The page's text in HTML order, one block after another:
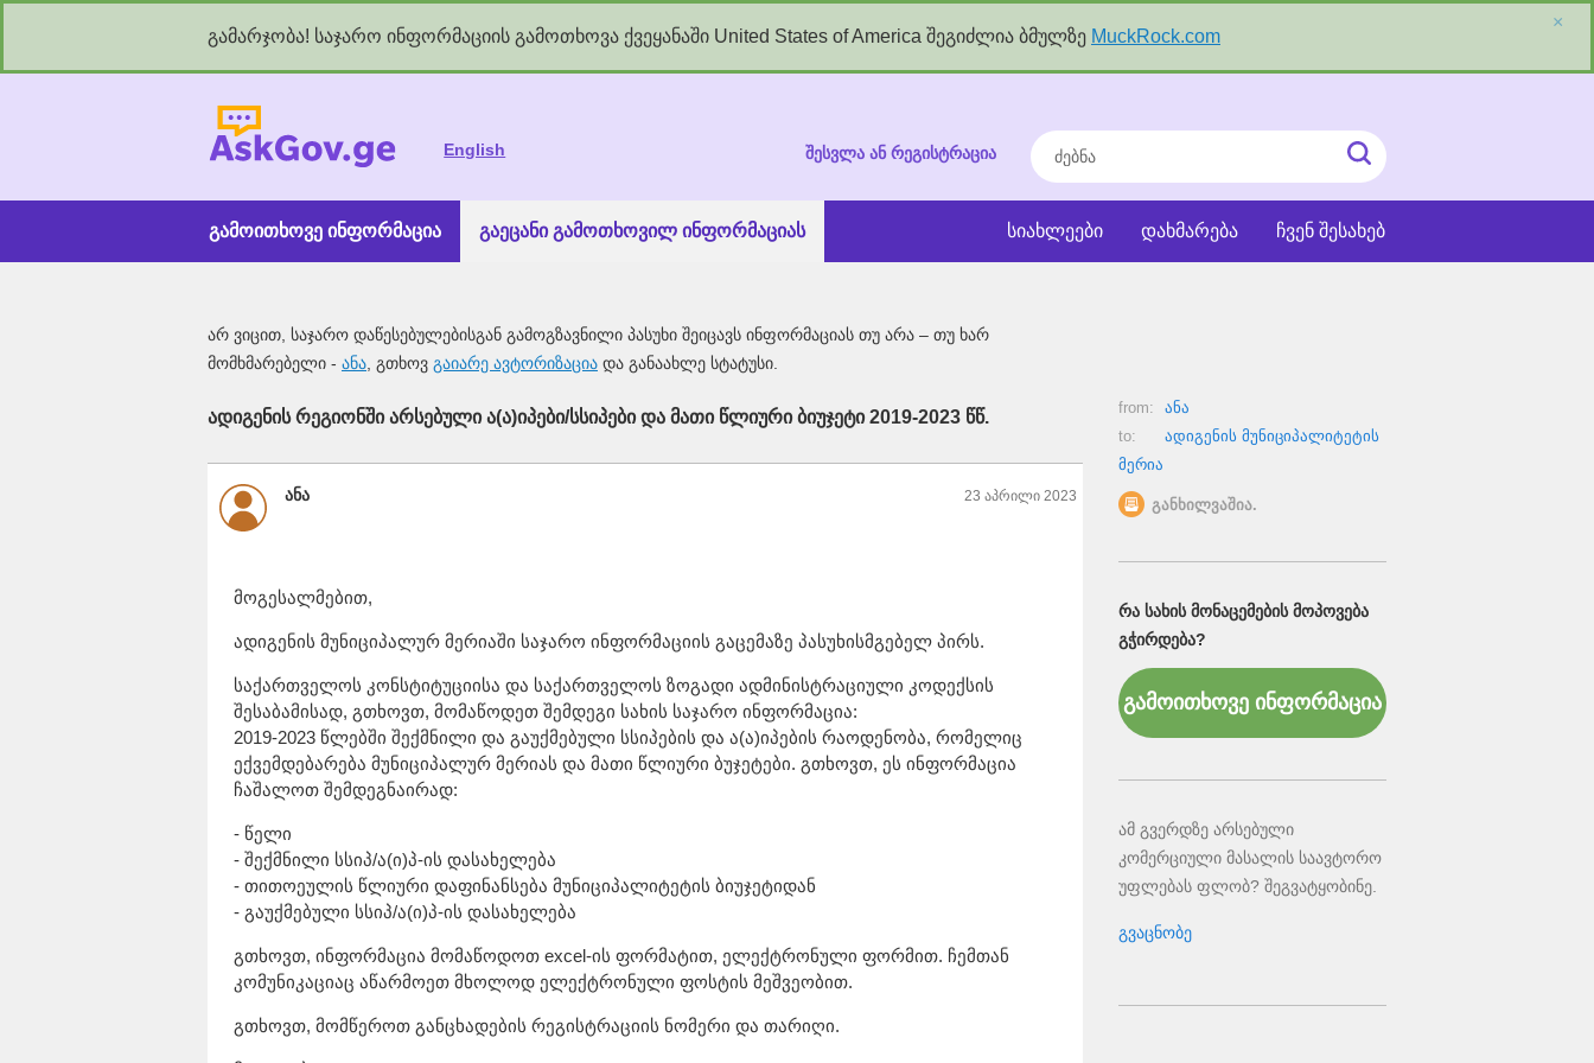
გამარჯობა! საჯარო ინფორმაციის გამოთხოვა ქვეყანაში United States of America შეგიძლია ბმულზე MuckRock.com
×
English ძებნა
ძიეების
ჩატვირთვა
შესვლა ან რეგისტრაცია
გამოითხოვე ინფორმაცია გაეცანი გამოთხოვილ ინფორმაციას ჩვენ შესახებ
დახმარება
სიახლეები
არ ვიცით, საჯარო დაწესებულებისგან გამოგზავნილი პასუხი შეიცავს ინფორმაციას თუ არა – თუ ხარ
მომხმარებელი - ანა , გთხოვ გაიარე ავტორიზაცია და განაახლე სტატუსი.
ადიგენის რეგიონში არსებული ა(ა)იპები/სსიპები და მათი წლიური ბიუჯეტი 2019-2023 წწ.
ანა 23 აპრილი 2023
მოგესალმებით,
ადიგენის მუნიციპალურ მერიაში საჯარო ინფორმაციის გაცემაზე პასუხისმგებელ პირს.
საქართველოს კონსტიტუციისა და საქართველოს ზოგადი ადმინისტრაციული კოდექსის
შესაბამისად, გთხოვთ, მომაწოდეთ შემდეგი სახის საჯარო ინფორმაცია:
2019-2023 წლებში შექმნილი და გაუქმებული სსიპების და ა(ა)იპების რაოდენობა, რომელიც
ექვემდებარება მუნიციპალურ მერიას და მათი წლიური ბუჯეტები. გთხოვთ, ეს ინფორმაცია
ჩაშალოთ შემდეგნაირად:
- წელი
- შექმნილი სსიპ/ა(ი)პ-ის დასახელება
- თითოეულის წლიური დაფინანსება მუნიციპალიტეტის ბიუჯეტიდან
- გაუქმებული სსიპ/ა(ი)პ-ის დასახელება
გთხოვთ, ინფორმაცია მომაწოდოთ excel-ის ფორმატით, ელექტრონული ფორმით. ჩემთან
კომუნიკაციაც აწარმოეთ მხოლოდ ელექტრონული ფოსტის მეშვეობით.
გთხოვთ, მომწეროთ განცხადების რეგისტრაციის ნომერი და თარიღი.
from:
ანა
to:
ადიგენის მუნიციპალიტეტის
მერია
განხილვაშია.
ᲠᲐ ᲡᲐᲮᲘᲡ ᲛᲝᲜᲐᲪᲔᲛᲔᲑᲘᲡ ᲛᲝᲞᲝᲕᲔᲑᲐ
ᲒᲭᲘᲠᲓᲔᲑᲐ?
გამოითხოვე ინფორმაცია
ამ გვერდზე არსებული
კომერციული მასალის საავტორო
უფლებას ფლობ? შეგვატყობინე.
გვაცნობე